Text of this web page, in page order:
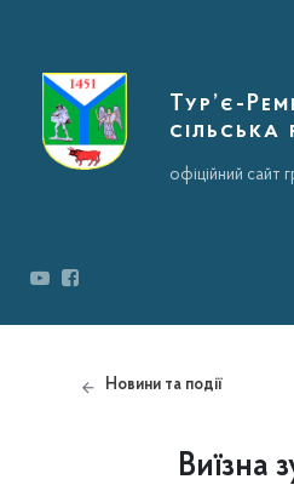
Тур’є-
сільська
офіційний сайт
Новини та події
Виїзна